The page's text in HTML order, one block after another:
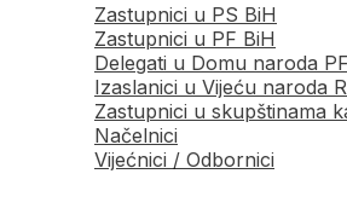
Zastupnici u PS BiH
Zastupnici u PF BiH
Delegati u Domu naroda
Izaslanici u Vijeću naroda
Zastupnici u skupštinama
Načelnici
Vijećnici / Odbornici